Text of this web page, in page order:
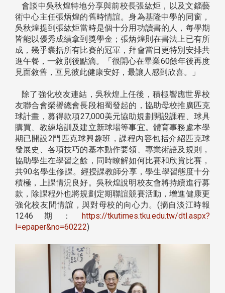
會談中吳秋煌特地分享與前校長張紘炬，以及文錙藝
術中心主任張炳煌的舊時情誼。身為基隆中學的同窗，
吳秋煌提到張紘炬當時是個十分用功讀書的人，每學期
皆能以優秀成績拿到獎學金；張炳煌則在書法上已有所
成，幾乎囊括所有比賽的冠軍，拜會當日更特別安排共
進午餐，一敘別後點滴。「很開心在畢業60餘年後再度
見面敘舊，互見彼此健康安好，最讓人感到欣喜。」
除了強化校友連結，吳秋煌上任後，積極響應世界校
友聯合會榮譽總會長段相蜀發起的，協助母校推廣匹克
球計畫，募得款項27,000美元協助規劃開設課程、球具
購買、教練培訓及建立新球場等事宜。體育事務處本學
期已開設2門匹克球興趣班，課程內容包括介紹匹克球
發展史、各項技巧的基本動作要領、專業術語及規則，
協助學生在學習之餘，同時瞭解如何比賽和欣賞比賽，
共90名學生修課。經授課教師分享，學生學習態度十分
積極，上課情況良好。吳秋煌說明校友會將持續進行募
款，除課程外也將規劃定期聯誼競賽活動，增進健康更
強化校友間情誼，與對母校的向心力。(摘自淡江時報
1246期： https://tkutimes.tku.edu.tw/dtl.aspx?
l=epaper&no=60222)